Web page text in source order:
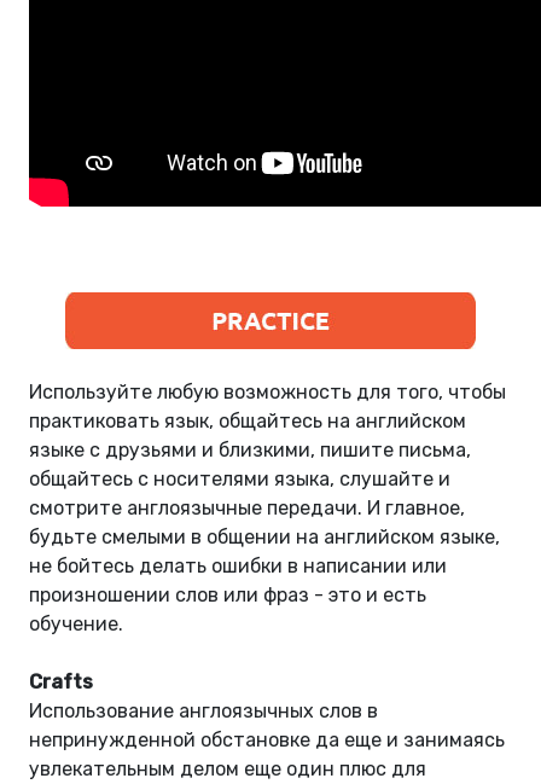
Используйте любую возможность для того, чтобы
практиковать язык, общайтесь на английском
языке с друзьями и близкими, пишите письма,
общайтесь с носителями языка, слушайте и
смотрите англоязычные передачи. И главное,
будьте смелыми в общении на английском языке,
не бойтесь делать ошибки в написании или
произношении слов или фраз - это и есть
обучение.
Crafts
Использование англоязычных слов в
непринужденной обстановке да еще и занимаясь
увлекательным делом еще один плюс для